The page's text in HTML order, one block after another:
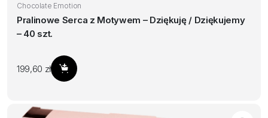
Chocolate Emotion
Pralinowe Serca z Motywem – Dziękuję / Dziękujemy
– 40 szt.
199,60 zł Dodaj do koszyka